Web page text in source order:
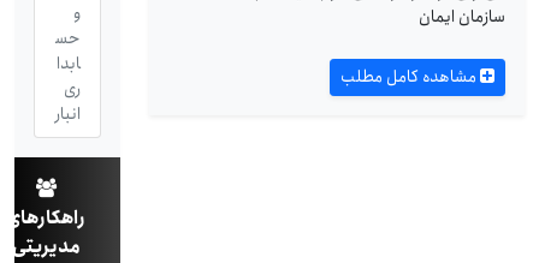
سازمان ایمان
مشاهده کامل مطلب
حس
ابدا
ری
انبار
راهکارهای
مدیریتی